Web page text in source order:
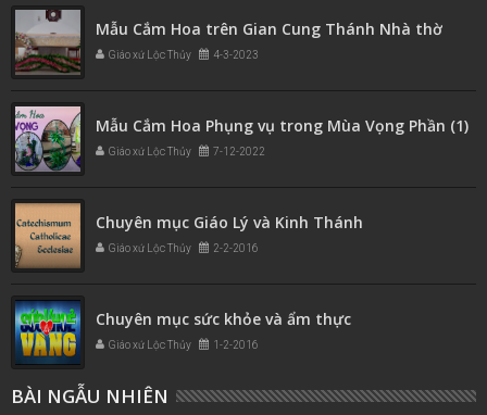
Mẫu Cắm Hoa trên Gian Cung Thánh Nhà thờ
Giáo xứ Lộc Thủy 4-3-2023
Mẫu Cắm Hoa Phụng vụ trong Mùa Vọng Phần (1)
Giáo xứ Lộc Thủy 7-12-2022
Chuyên mục Giáo Lý và Kinh Thánh
Giáo xứ Lộc Thủy 2-2-2016
Chuyên mục sức khỏe và ẩm thực
Giáo xứ Lộc Thủy 1-2-2016
BÀI NGẪU NHIÊN